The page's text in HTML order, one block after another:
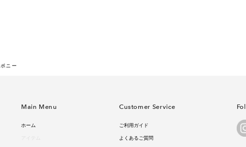
ポニー
Main Menu
ホーム
Customer Service
ご利用ガイド
よくあるご質問